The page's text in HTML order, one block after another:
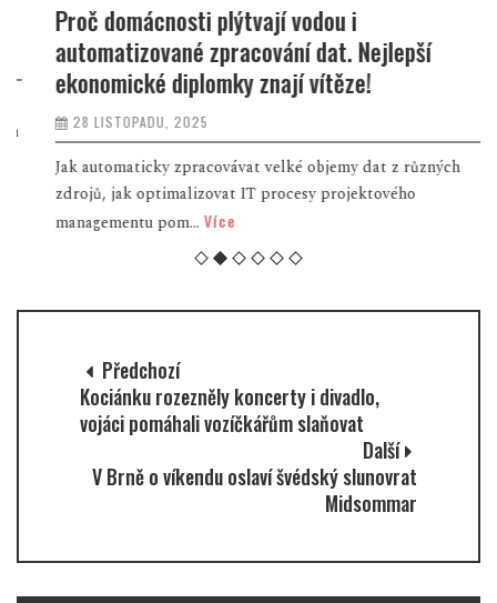
Proč domácnosti plýtvají vodou i
automatizované zpracování dat. Nejlepší
ekonomické diplomky znají vítěze!
28 LISTOPADU, 2025
Jak automaticky zpracovávat velké objemy dat z různých
zdrojů, jak optimalizovat IT procesy projektového
managementu pom...Více
Předchozí
Kociánku rozezněly koncerty i divadlo,
vojáci pomáhali vozíčkářům slaňovat
Další
V Brně o víkendu oslaví švédský slunovrat
Midsommar